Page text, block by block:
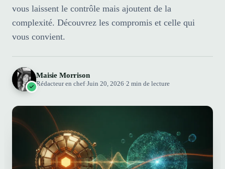
vous laissent le contrôle mais ajoutent de la
complexité. Découvrez les compromis et celle qui
vous convient.
Maisie Morrison
Rédacteur en chef·Juin 20, 2026·2 min de lecture